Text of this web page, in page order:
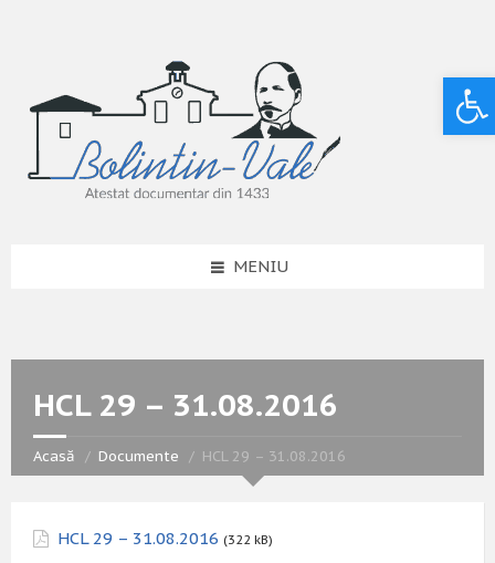
MENIU
HCL 29 – 31.08.2016
Acasă Documente HCL 29 – 31.08.2016
HCL 29 – 31.08.2016 (322 kB)
Deschide bara de unelte